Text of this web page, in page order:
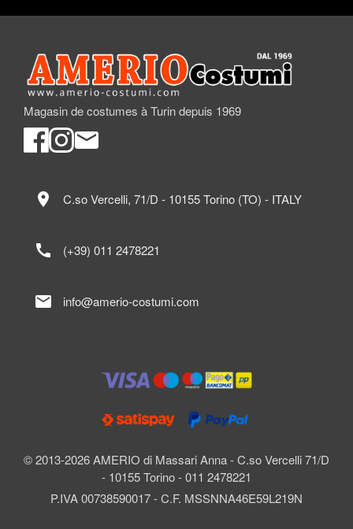
Magasin de costumes à Turin depuis 1969
© 2013-2026 AMERIO di Massari Anna - C.so Vercelli 71/D
- 10155 Torino - 011 2478221
P.IVA 00738590017 - C.F. MSSNNA46E59L219N
location_on C.so Vercelli, 71/D - 10155 Torino (TO) - ITALY
call (+39) 011 2478221
mail info@amerio-costumi.com